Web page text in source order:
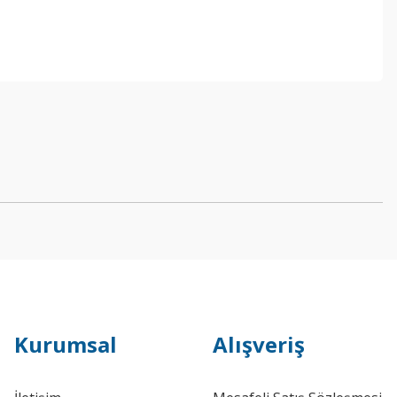
Kurumsal Alışveriş